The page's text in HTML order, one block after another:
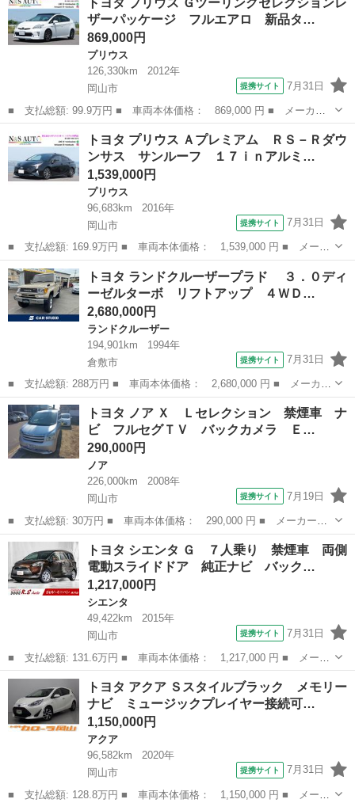
気量： 2000cc ■ ドア枚数： 5D ■ ミッション： インパネAT ...
トヨタ プリウス Ｇツーリングセレクションレ
ザーパッケージ フルエアロ 新品タ…
869,000円
プリウス
126,330km
2012年
岡山市
提携サイト 7月31日
■ 支払総額: 99.9万円 ■ 車両本体価格： 869,000 円 ■ メーカー
名： トヨタ ■ 車種名： プリウス ■ グレード名： Ｇツーリン
グセレクションレザーパッケージ フルエアロ 新品タイヤ サンル
ーフ 本革シ...
プリウス
トヨタ プリウス Ａプレミアム ＲＳ－Ｒダウ
ンサス サンルーフ １７ｉｎアルミ…
1,539,000円
プリウス
96,683km
2016年
岡山市
提携サイト 7月31日
■ 支払総額: 169.9万円 ■ 車両本体価格： 1,539,000 円 ■ メーカ
ー名： トヨタ ■ 車種名： プリウス ■ グレード名： Ａプレミ
アム ＲＳ－Ｒダウンサス サンルーフ １７ｉｎアルミホイール
９型ナビ...
岡山 岡山市 プリウス
トヨタ ランドクルーザープラド ３．０ディ
ーゼルターボ リフトアップ ４ＷＤ…
2,680,000円
ランドクルーザー
194,901km
1994年
倉敷市
提携サイト 7月31日
■ 支払総額: 288万円 ■ 車両本体価格： 2,680,000 円 ■ メーカー
名： トヨタ ■ 車種名： ランドクルーザープラド ■ グレード
名： ３．０ディーゼルターボ リフトアップ ４ＷＤ ＥＴＣ
サンルーフ ...
岡山 倉敷市 ランドクルーザー
トヨタ ノア Ｘ Ｌセレクション 禁煙車 ナ
ビ フルセグＴＶ バックカメラ Ｅ…
290,000円
ノア
226,000km
2008年
岡山市
提携サイト 7月19日
■ 支払総額: 30万円 ■ 車両本体価格： 290,000 円 ■ メーカー
名： トヨタ ■ 車種名： ノア ■ グレード名： Ｘ Ｌセレクシ
ョン 禁煙車 ナビ フルセグＴＶ バックカメラ ＥＴＣ 電動ス
ライドドア シー...
岡山 岡山市 ノア
トヨタ シエンタ Ｇ ７人乗り 禁煙車 両側
電動スライドドア 純正ナビ バック…
1,217,000円
シエンタ
49,422km
2015年
岡山市
提携サイト 7月31日
■ 支払総額: 131.6万円 ■ 車両本体価格： 1,217,000 円 ■ メーカ
ー名： トヨタ ■ 車種名： シエンタ ■ グレード名： Ｇ ７人
乗り 禁煙車 両側電動スライドドア 純正ナビ バックカメラ プ
ッシュス...
岡山 岡山市 シエンタ
トヨタ アクア Ｓスタイルブラック メモリー
ナビ ミュージックプレイヤー接続可…
1,150,000円
アクア
96,582km
2020年
岡山市
提携サイト 7月31日
■ 支払総額: 128.8万円 ■ 車両本体価格： 1,150,000 円 ■ メーカ